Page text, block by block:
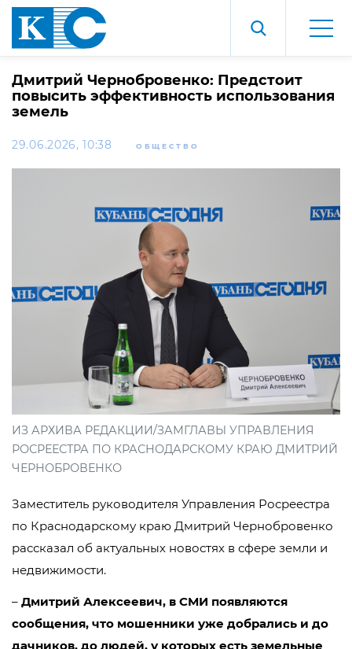
Дмитрий Чернобровенко: Предстоит
повысить эффективность использования
земель
29.06.2026, 10:38 ОБЩЕСТВО
ИЗ АРХИВА РЕДАКЦИИ/ЗАМГЛАВЫ УПРАВЛЕНИЯ
РОСРЕЕСТРА ПО КРАСНОДАРСКОМУ КРАЮ ДМИТРИЙ
ЧЕРНОБРОВЕНКО
Заместитель руководителя Управления Росреестра
по Краснодарскому краю Дмитрий Чернобровенко
рассказал об актуальных новостях в сфере земли и
недвижимости.
– Дмитрий Алексеевич, в СМИ появляются
сообщения, что мошенники уже добрались и до
дачников, до людей, у которых есть земельные